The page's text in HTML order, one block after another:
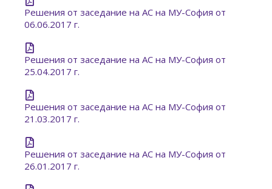
Решения от заседание на АС на МУ-София от
06.06.2017 г.
Решения от заседание на АС на МУ-София от
25.04.2017 г.
Решения от заседание на АС на МУ-София от
21.03.2017 г.
Решения от заседание на АС на МУ-София от
26.01.2017 г.